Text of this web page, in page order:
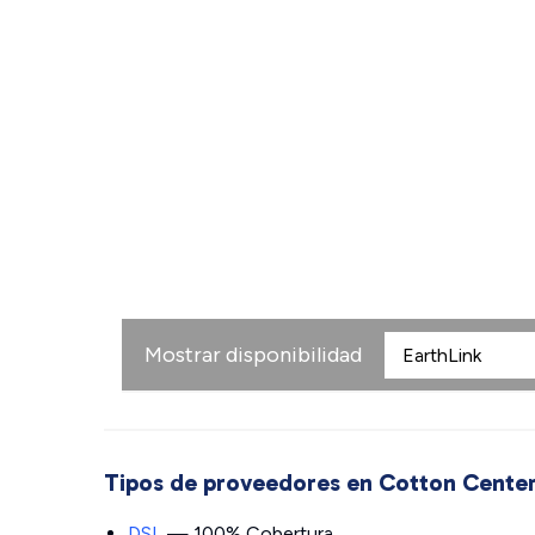
Mostrar disponibilidad
Tipos de proveedores en Cotton Center